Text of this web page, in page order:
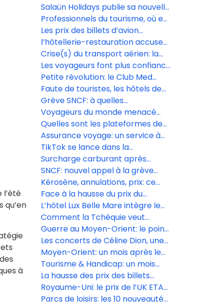
l’été
qu’en
à
des vacanciers?
confiance avec les réceptifs
Salaün Holidays publie sa nouvelle
brochure dédiée aux voyages de
fêtes
Professionnels du tourisme, où en
êtes-vous avec l’IA? Répondez à
notre sondage
Les prix des billets d’avion
reculent sur le moyen-courrier,
selon le baromètre
Digitrips/L’Écho
l’hôtellerie-restauration accuse
de lourdes pertes
Crise(s) du transport aérien: la
décarbonation passe-t-elle à la
trappe?
Les voyageurs font plus confiance
aux agences de voyages qu’à
l’intelligence artificielle
Petite révolution: le Club Med
s’ouvre aux OTA, sans renoncer
aux agences traditionnelles
Faute de touristes, les hôtels de
luxe de Dubaï cassent les prix
Grève SNCF: à quelles
perturbations s’attendre
mercredi 10 juin?
Voyageurs du monde menacé
d’une amende de 1,8 million
d’euros par la Cnil
Quelles sont les plateformes de
voyage préférées des Français?
Assurance voyage: un service à
forte valeur ajoutée
TikTok se lance dans la
réservation de voyages avec
Booking.com, Expedia et
GetYourGuide
Surcharge carburant après
l’achat : Volotea rétropédale,
mais pas pour tous les voyageurs
SNCF: nouvel appel à la grève
massif le 10 juin
Kérosène, annulations, prix: ce
que le gouvernement a promis au
secteur aérien
Face à la hausse du prix du
kérosène, les compagnies low
cost, premières à annuler des
vols
L’hôtel Lux Belle Mare intègre le
réseau Virtuoso
Comment la Tchéquie veut
muscler son tourisme et sortir de
l’ombre de Prague
Guerre au Moyen-Orient: le point
sur le trafic aérien ce lundi 13 avril
Les concerts de Céline Dion, une
manne financière pour le secteur
touristique
Moyen-Orient: un mois après le
début du conflit, une reprise du
trafic aérien très inégale
Tourisme & Handicap: un mois
d’animations inclusives en avril
La hausse des prix des billets
d’avion est « inévitable » selon
Iata
Royaume-Uni: le prix de l’UK ETA
augmente le 8 avril
Parcs de loisirs: les 10 nouveautés